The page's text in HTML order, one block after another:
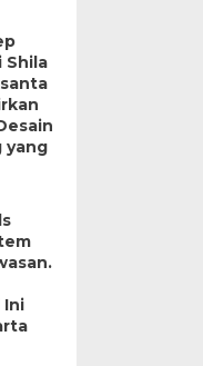
Shila
yang
Ini